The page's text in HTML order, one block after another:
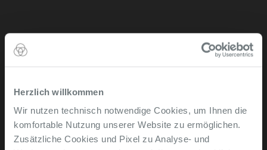
Herzlich willkommen
Wir nutzen technisch notwendige Cookies, um Ihnen die
komfortable Nutzung unserer Website zu ermöglichen.
Zusätzliche Cookies und Pixel zu Analyse- und